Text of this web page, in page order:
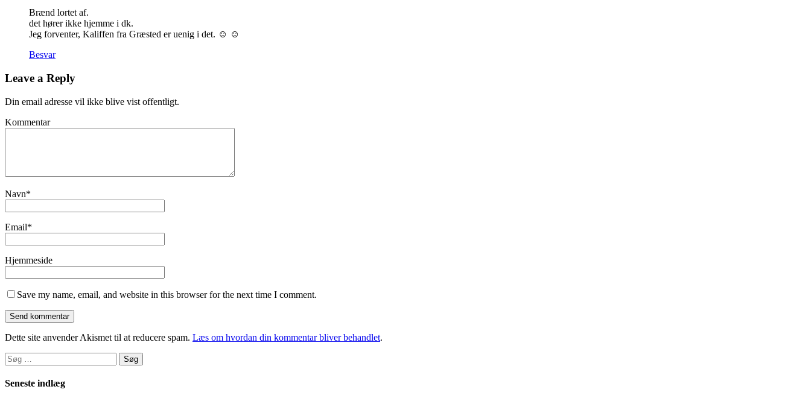
Brænd lortet af.
det hører ikke hjemme i dk.
Jeg forventer, Kaliffen fra Græsted er uenig i det. ☺ ☺
Besvar
Leave a Reply
Din email adresse vil ikke blive vist offentligt.
Kommentar
Navn*
Email*
Hjemmeside
Save my name, email, and website in this browser for the next time I comment.
Dette site anvender Akismet til at reducere spam. Læs om hvordan din kommentar bliver behandlet.
Søg
efter:
Seneste indlæg